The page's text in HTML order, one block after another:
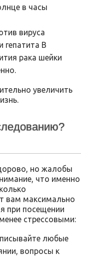
в часы
вируса
гепатита В
рака шейки
увеличить
но жалобы
что именно
вам максимально
при посещении
стрессовыми:
любые
вопросы к